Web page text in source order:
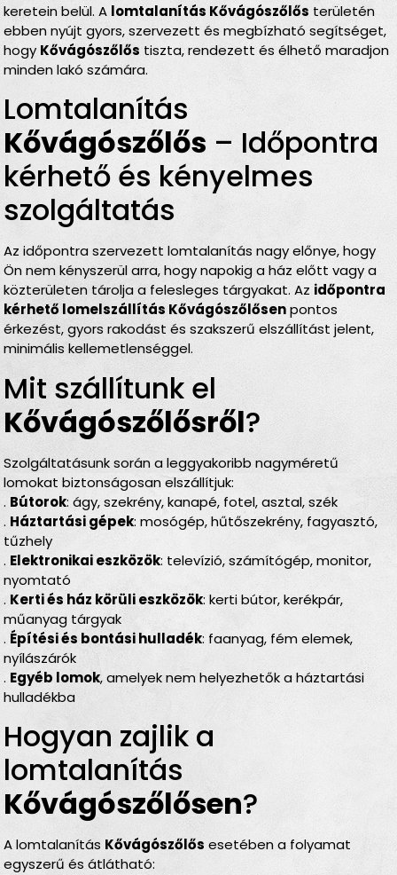
keretein belül. A lomtalanítás Kővágószőlős területén
ebben nyújt gyors, szervezett és megbízható segítséget,
hogy Kővágószőlős tiszta, rendezett és élhető maradjon
minden lakó számára.
Lomtalanítás
Kővágószőlős – Időpontra
kérhető és kényelmes
szolgáltatás
Az időpontra szervezett lomtalanítás nagy előnye, hogy
Ön nem kényszerül arra, hogy napokig a ház előtt vagy a
közterületen tárolja a felesleges tárgyakat. Az időpontra
kérhető lomelszállítás Kővágószőlősenpontos
érkezést, gyors rakodást és szakszerű elszállítást jelent,
minimális kellemetlenséggel.
Mit szállítunk el
Kővágószőlősről?
Szolgáltatásunk során a leggyakoribb nagyméretű
lomokat biztonságosan elszállítjuk:
. Bútorok: ágy, szekrény, kanapé, fotel, asztal, szék
. Háztartási gépek: mosógép, hűtőszekrény, fagyasztó,
tűzhely
. Elektronikai eszközök: televízió, számítógép, monitor,
nyomtató
. Kerti és ház körüli eszközök: kerti bútor, kerékpár,
műanyag tárgyak
. Építési és bontási hulladék: faanyag, fém elemek,
nyílászárók
. Egyéb lomok, amelyek nem helyezhetők a háztartási
hulladékba
Hogyan zajlik a
lomtalanítás
Kővágószőlősen?
A lomtalanítás Kővágószőlős esetében a folyamat
egyszerű és átlátható: